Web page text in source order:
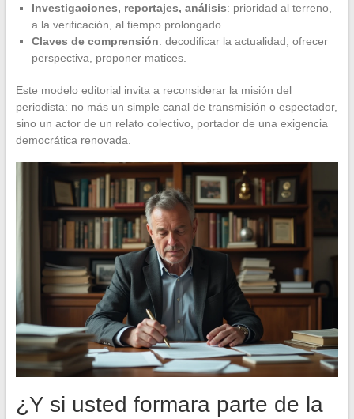
Investigaciones, reportajes, análisis: prioridad al terreno,
a la verificación, al tiempo prolongado.
Claves de comprensión: decodificar la actualidad, ofrecer
perspectiva, proponer matices.
Este modelo editorial invita a reconsiderar la misión del
periodista: no más un simple canal de transmisión o espectador,
sino un actor de un relato colectivo, portador de una exigencia
democrática renovada.
¿Y si usted formara parte de la